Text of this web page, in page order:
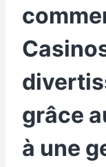
grâce
à une